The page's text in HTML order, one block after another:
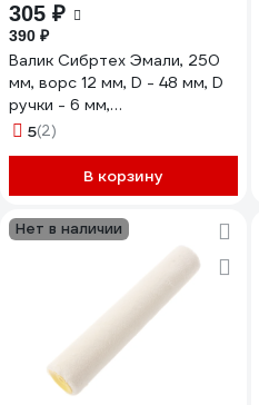
305 ₽
390 ₽
Валик Сибртех Эмали, 250
мм, ворс 12 мм, D - 48 мм, D
ручки - 6 мм,
полиамид,полиакрил 80197
5(2)
В корзину
Нет в наличии